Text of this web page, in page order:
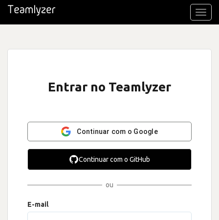
Entrar no Teamlyzer
Continuar com o Google
Continuar com o GitHub
ou
E-mail